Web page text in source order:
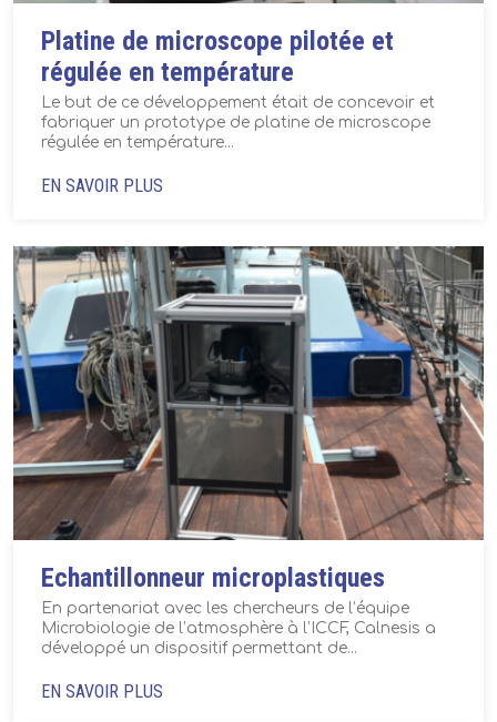
Platine de microscope pilotée et
régulée en température
Le but de ce développement était de concevoir et
fabriquer un prototype de platine de microscope
régulée en température...
EN SAVOIR PLUS
Echantillonneur microplastiques
En partenariat avec les chercheurs de l’équipe
Microbiologie de l’atmosphère à l’ICCF, Calnesis a
développé un dispositif permettant de...
EN SAVOIR PLUS